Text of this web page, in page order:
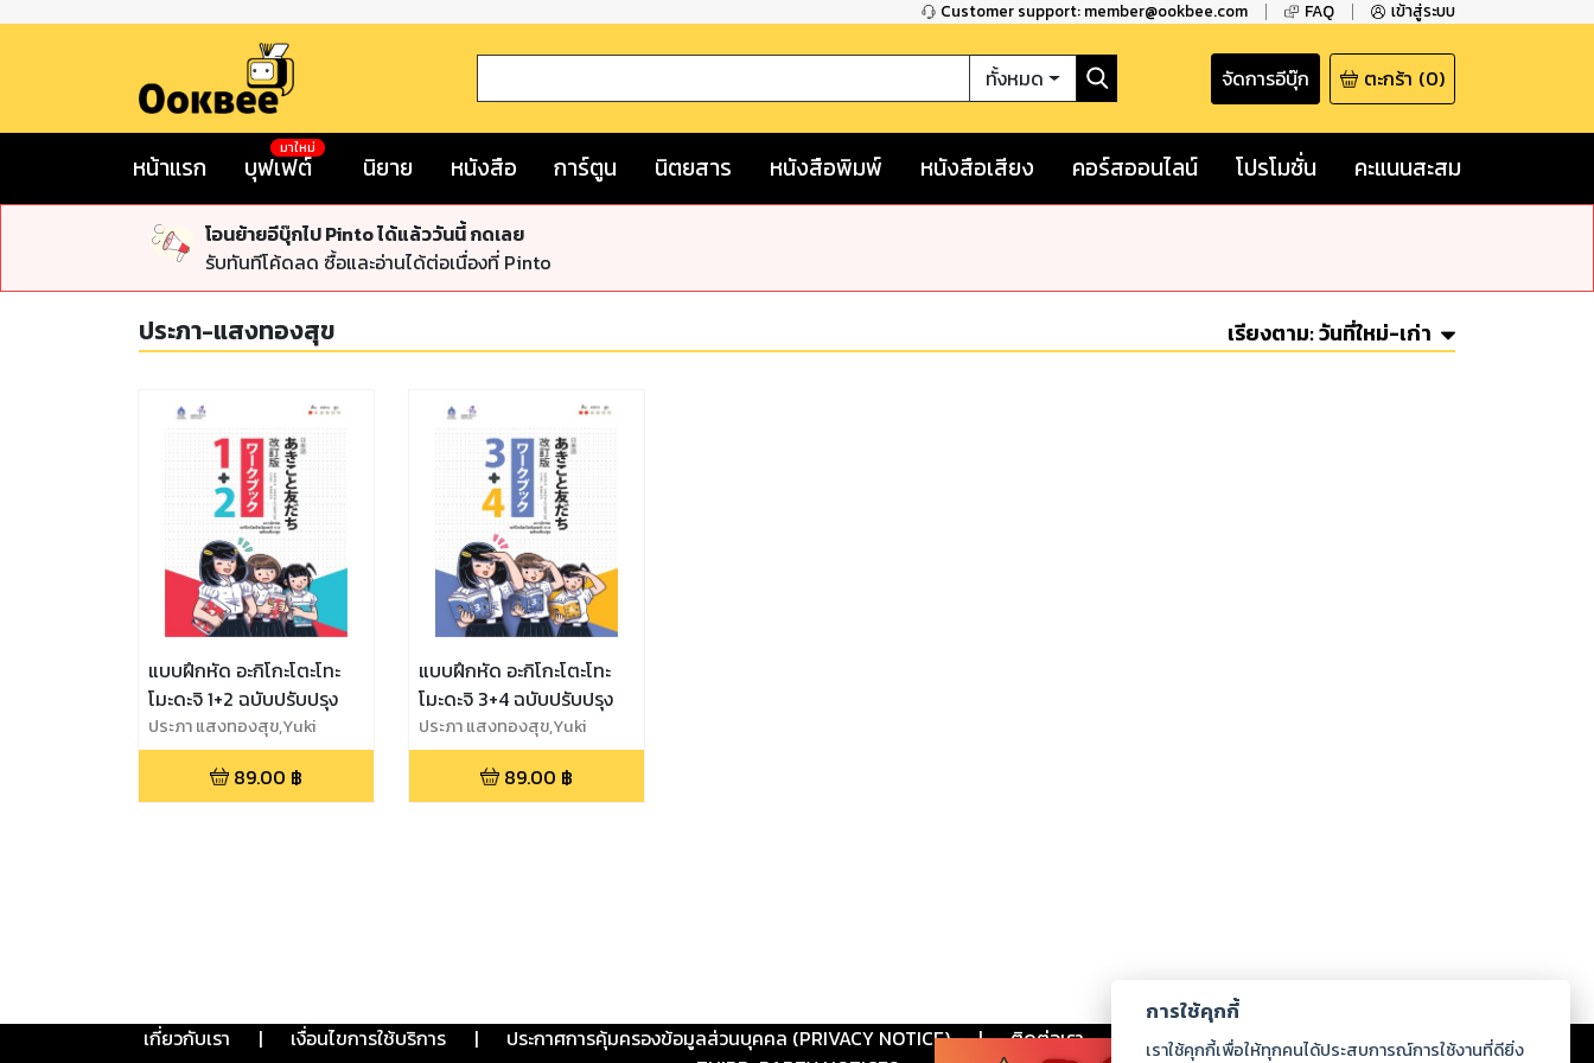
Customer support: member@ookbee.com FAQ เข้าสู่ระบบ
ทั้งหมด จัดการอีบุ๊ก ตะกร้า (0)
หน้าแรก บุฟเฟต์
มาใหม่
นิยาย หนังสือ การ์ตูน นิตยสาร หนังสือพิมพ์ หนังสือเสียง คอร์สออนไลน์ โปรโมชั่น คะแนนสะสม
โอนย้ายอีบุ๊กไป Pinto ได้แล้ววันนี้ กดเลย
รับทันทีโค้ดลด ซื้อและอ่านได้ต่อเนื่องที่ Pinto
ประภา-แสงทองสุข เรียงตาม:วันที่ใหม่-เก่า
แบบฝึกหัด อะกิโกะโตะโทะ
โมะดะจิ 1+2 ฉบับปรับปรุง
ประภา แสงทองสุข,Yuki
Nakao
89.00 ฿
แบบฝึกหัด อะกิโกะโตะโทะ
โมะดะจิ 3+4 ฉบับปรับปรุง
ประภา แสงทองสุข,Yuki
Nakao
89.00 ฿
เกี่ยวกับเรา | เงื่อนไขการใช้บริการ | ประกาศการคุ้มครองข้อมูลส่วนบุคคล (PRIVACY NOTICE) | ติดต่อเรา ร่วมงานกับเรา ดาวน์โหลด
การใช้คุกกี้
เราใช้คุกกี้เพื่อให้ทุกคนได้ประสบการณ์การใช้งานที่ดียิ่ง